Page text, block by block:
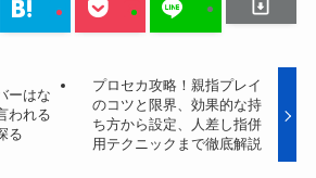
ーはな
われる
る
プロセカ攻略！親指プレイ
のコツと限界、効果的な持
ち方から設定、人差し指併
用テクニックまで徹底解説